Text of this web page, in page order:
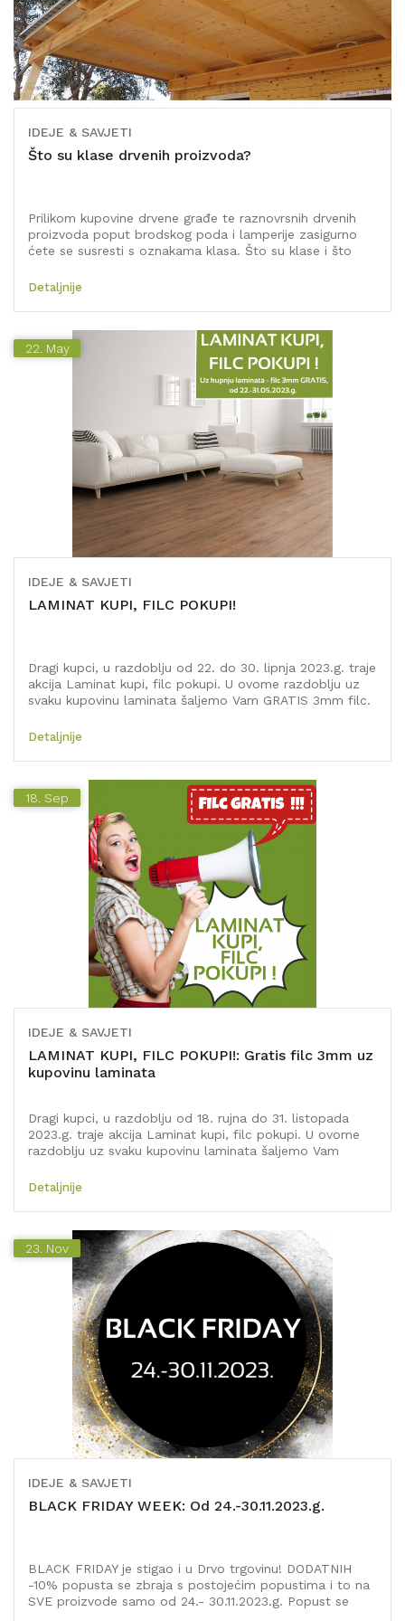
IDEJE & SAVJETI
Što su klase drvenih proizvoda?
Prilikom kupovine drvene građe te raznovrsnih drvenih
proizvoda poput brodskog poda i lamperije zasigurno
ćete se susresti s oznakama klasa. Što su klase i što
robu ovisno o njenoj kvaliteti te drugim obilježjima čime
se kupcima olakšava odabir robe. Samim time klase se,
naravno, razlikuju i u cijeni. Sva naša roba, neovisno o
klasama, prodaje se bez prebiranja, po redu kako je
zatečena na skladištu.
Detaljnije
22. May
IDEJE & SAVJETI
LAMINAT KUPI, FILC POKUPI!
Dragi kupci, u razdoblju od 22. do 30. lipnja 2023.g. traje
akcija Laminat kupi, filc pokupi. U ovome razdoblju uz
svaku kupovinu laminata šaljemo Vam GRATIS 3mm filc.
košaricu, automatizmom će biti isporučen s Vašom
filca.
Detaljnije
18. Sep
IDEJE & SAVJETI
LAMINAT KUPI, FILC POKUPI!: Gratis filc 3mm uz
kupovinu laminata
Dragi kupci, u razdoblju od 18. rujna do 31. listopada
2023.g. traje akcija Laminat kupi, filc pokupi. U ovome
razdoblju uz svaku kupovinu laminata šaljemo Vam
da filc dodajete u košaricu, automatizmom će biti
druge vrste i debljine filca.
Detaljnije
23. Nov
IDEJE & SAVJETI
BLACK FRIDAY WEEK: Od 24.-30.11.2023.g.
BLACK FRIDAY je stigao i u Drvo trgovinu! DODATNIH
-10% popusta se zbraja s postojećim popustima i to na
SVE proizvode samo od 24.- 30.11.2023.g. Popust se